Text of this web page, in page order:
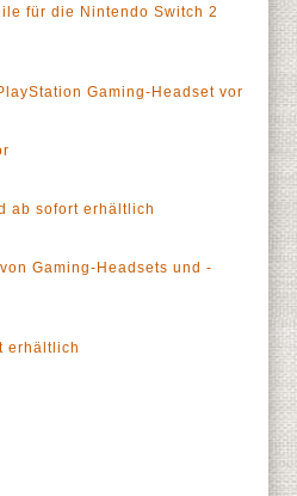
für die Nintendo Switch 2
Gaming-Headset vor
ab sofort erhältlich
Gaming-Headsets und -
erhältlich